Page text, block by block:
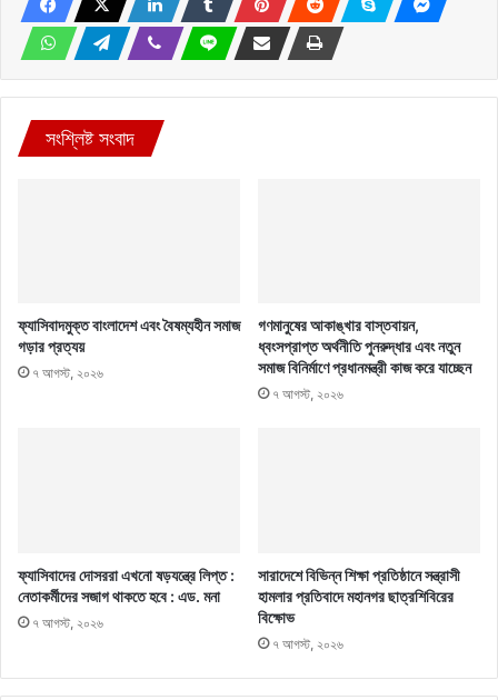
সংশ্লিষ্ট সংবাদ
ফ্যাসিবাদমুক্ত বাংলাদেশ এবং বৈষম্যহীন সমাজ
গড়ার প্রত্যয়
৭ আগস্ট, ২০২৬
গণমানুষের আকাঙ্খার বাস্তবায়ন,
ধ্বংসপ্রাপ্ত অর্থনীতি পুনরুদ্ধার এবং নতুন
সমাজ বিনির্মাণে প্রধানমন্ত্রী কাজ করে যাচ্ছেন
৭ আগস্ট, ২০২৬
ফ্যাসিবাদের দোসররা এখনো ষড়যন্ত্রে লিপ্ত :
নেতাকর্মীদের সজাগ থাকতে হবে : এড. মনা
৭ আগস্ট, ২০২৬
সারাদেশে বিভিন্ন শিক্ষা প্রতিষ্ঠানে সন্ত্রাসী
হামলার প্রতিবাদে মহানগর ছাত্রশিবিরের
বিক্ষোভ
৭ আগস্ট, ২০২৬